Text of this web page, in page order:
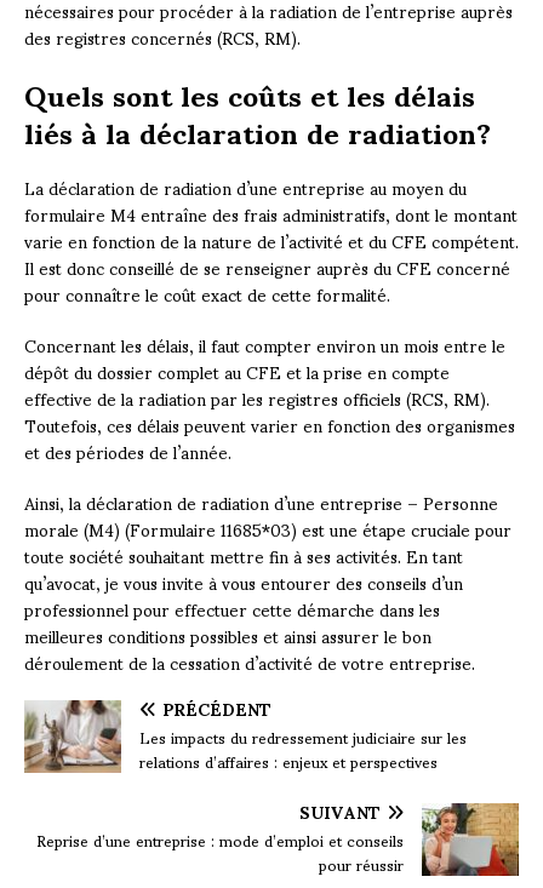
nécessaires pour procéder à la radiation de l’entreprise auprès
des registres concernés (RCS, RM).
Quels sont les coûts et les délais
liés à la déclaration de radiation?
La déclaration de radiation d’une entreprise au moyen du
formulaire M4 entraîne des frais administratifs, dont le montant
varie en fonction de la nature de l’activité et du CFE compétent.
Il est donc conseillé de se renseigner auprès du CFE concerné
pour connaître le coût exact de cette formalité.
Concernant les délais, il faut compter environ un mois entre le
dépôt du dossier complet au CFE et la prise en compte
effective de la radiation par les registres officiels (RCS, RM).
Toutefois, ces délais peuvent varier en fonction des organismes
et des périodes de l’année.
Ainsi, la déclaration de radiation d’une entreprise – Personne
morale (M4) (Formulaire 11685*03) est une étape cruciale pour
toute société souhaitant mettre fin à ses activités. En tant
qu’avocat, je vous invite à vous entourer des conseils d’un
professionnel pour effectuer cette démarche dans les
meilleures conditions possibles et ainsi assurer le bon
déroulement de la cessation d’activité de votre entreprise.
PRÉCÉDENT
Les impacts du redressement judiciaire sur les
relations d’affaires : enjeux et perspectives
SUIVANT
Reprise d’une entreprise : mode d’emploi et conseils
pour réussir